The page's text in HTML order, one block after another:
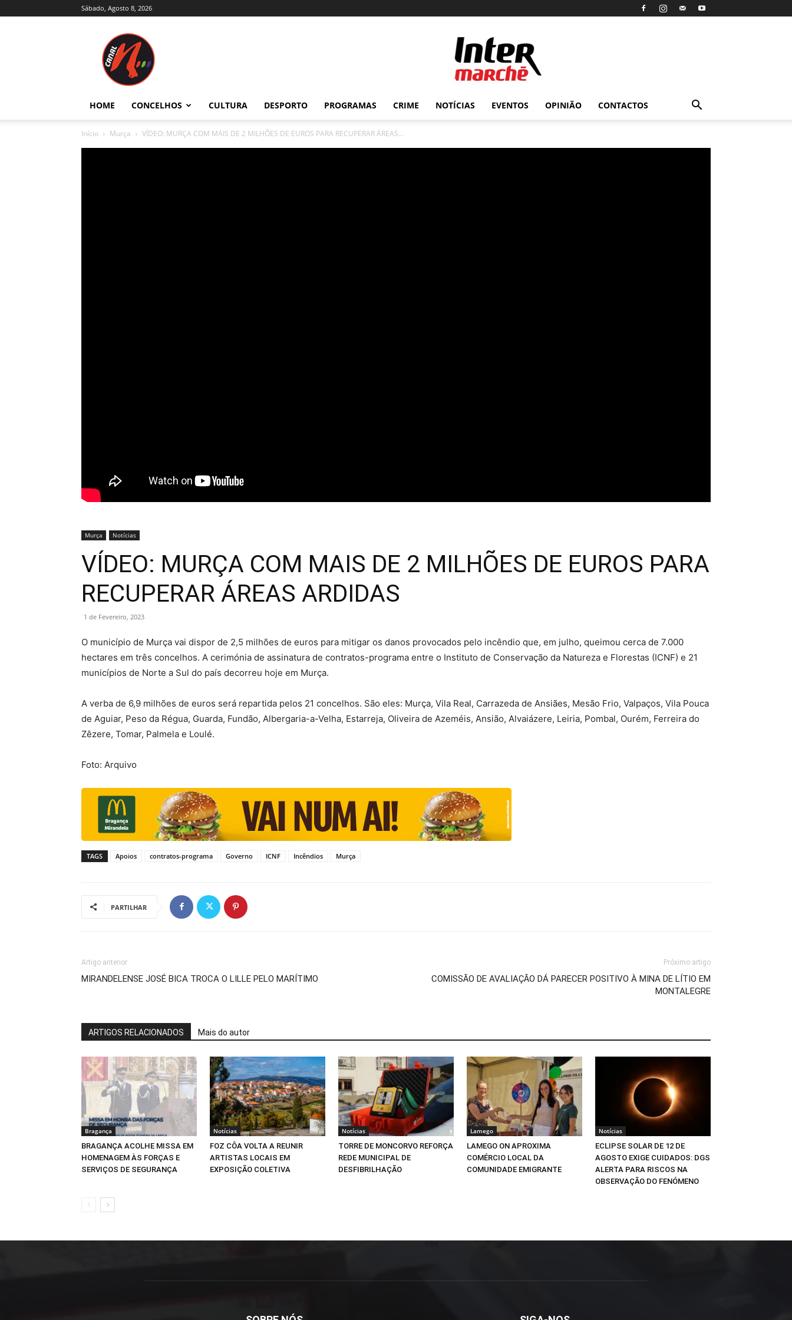
Sábado, Agosto 8, 2026
Trás-
e
Alto
HOME CONCELHOS CULTURA DESPORTO PROGRAMAS CRIME NOTÍCIAS EVENTOS OPINIÃO CONTACTOS
Início Murça VÍDEO: MURÇA COM MAIS DE 2 MILHÕES DE EUROS PARA RECUPERAR ÁREAS...
Murça Notícias
VÍDEO: MURÇA COM MAIS DE 2 MILHÕES DE EUROS PARA
RECUPERAR ÁREAS ARDIDAS
1 de Fevereiro, 2023
O município de Murça vai dispor de 2,5 milhões de euros para mitigar os danos provocados pelo incêndio que, em julho, queimou cerca de 7.000
hectares em três concelhos. A cerimónia de assinatura de contratos-programa entre o Instituto de Conservação da Natureza e Florestas (ICNF) e 21
municípios de Norte a Sul do país decorreu hoje em Murça.
A verba de 6,9 milhões de euros será repartida pelos 21 concelhos. São eles: Murça, Vila Real, Carrazeda de Ansiães, Mesão Frio, Valpaços, Vila Pouca
de Aguiar, Peso da Régua, Guarda, Fundão, Albergaria-a-Velha, Estarreja, Oliveira de Azeméis, Ansião, Alvaiázere, Leiria, Pombal, Ourém, Ferreira do
Zêzere, Tomar, Palmela e Loulé.
Foto: Arquivo
TAGS Apoios contratos-programa Governo ICNF Incêndios Murça
PARTILHAR
Artigo anterior
MIRANDELENSE JOSÉ BICA TROCA O LILLE PELO MARÍTIMO
Próximo artigo
COMISSÃO DE AVALIAÇÃO DÁ PARECER POSITIVO À MINA DE LÍTIO EM
MONTALEGRE
ARTIGOS RELACIONADOS Mais do autor
Bragança
BRAGANÇA ACOLHE MISSA EM
HOMENAGEM ÀS FORÇAS E
SERVIÇOS DE SEGURANÇA
Notícias
FOZ CÔA VOLTA A REUNIR
ARTISTAS LOCAIS EM
EXPOSIÇÃO COLETIVA
Notícias
TORRE DE MONCORVO REFORÇA
REDE MUNICIPAL DE
DESFIBRILHAÇÃO
Lamego
LAMEGO ON APROXIMA
COMÉRCIO LOCAL DA
COMUNIDADE EMIGRANTE
Notícias
ECLIPSE SOLAR DE 12 DE
AGOSTO EXIGE CUIDADOS: DGS
ALERTA PARA RISCOS NA
OBSERVAÇÃO DO FENÓMENO